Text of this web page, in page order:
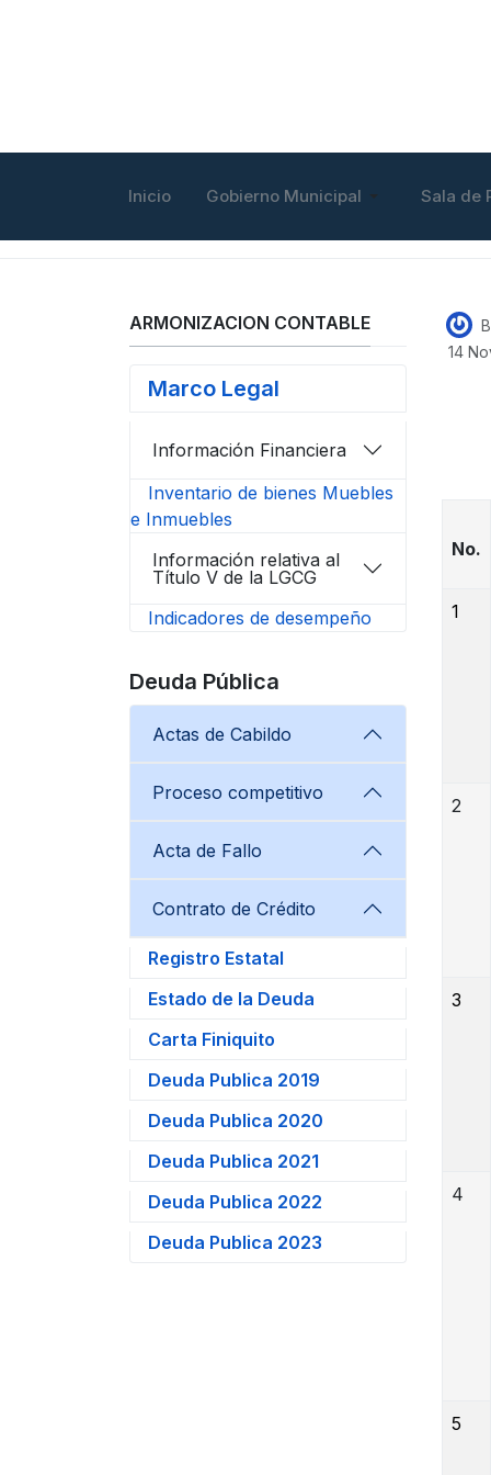
Inicio Gobierno Municipal Sala de
14
No.
1
2
3
4
5
ARMONIZACION CONTABLE
Marco Legal
Información Financiera
Inventario de bienes Muebles
e Inmuebles
Información relativa al
Título V de la LGCG
Indicadores de desempeño
Deuda Pública
Actas de Cabildo
Proceso competitivo
Acta de Fallo
Contrato de Crédito
Registro Estatal
Estado de la Deuda
Carta Finiquito
Deuda Publica 2019
Deuda Publica 2020
Deuda Publica 2021
Deuda Publica 2022
Deuda Publica 2023